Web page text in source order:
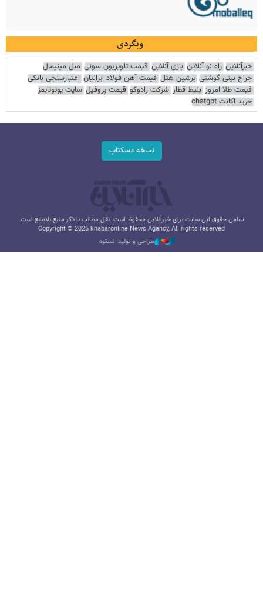
وبگردی
خبرآنلاین راه نو آنلاین بازی آنلاین قیمت تلویزیون سونی مبل مینیمال
جراح بینی گوشتی پرشین هتل قیمت آهن فولاد ایرانیان اعتبارسنجی بانکی
قیمت طلا امروز بلیط قطار شرکت رادوکو قیمت پروفیل سایت یوتوتایمز
خرید اکانت chatgpt
نسخه دسکتاپ
تمامی حقوق این سایت برای خبرآنلاین محفوظ است. نقل مطالب با ذکر منبع بلامانع است.
Copyright © 2025 khabaronline News Agancy, All rights reserved
طراحی و تولید: نستوه